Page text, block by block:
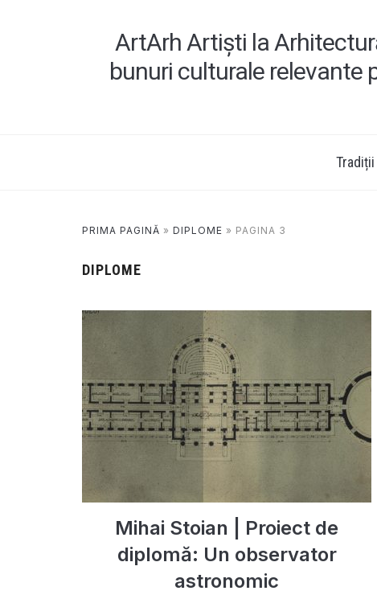
ArtArh Artiști la
bunuri culturale
Tradiții
PRIMA PAGINĂ » DIPLOME » PAGINA 3
DIPLOME
Mihai Stoian | Proiect de
diplomă: Un observator
astronomic